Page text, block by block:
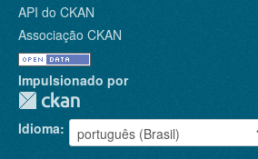
API do CKAN
Associação CKAN
Impulsionado por
Idioma